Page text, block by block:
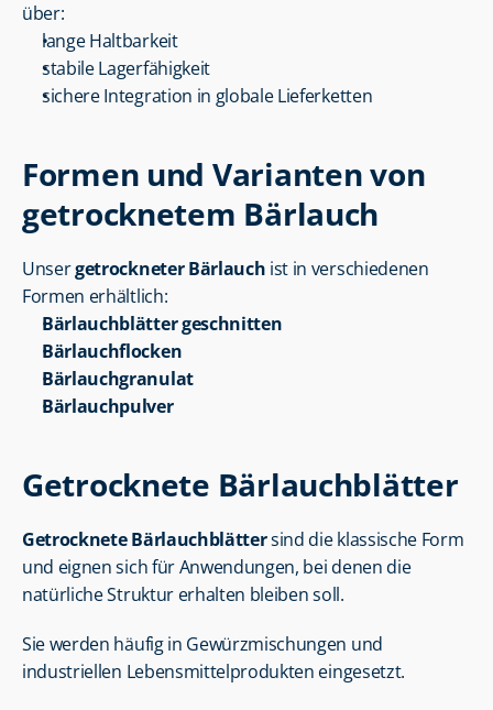
über:
lange Haltbarkeit
stabile Lagerfähigkeit
sichere Integration in globale Lieferketten
Formen und Varianten von
getrocknetem Bärlauch
Unser getrockneter Bärlauch ist in verschiedenen
Formen erhältlich:
Bärlauchblätter geschnitten
Bärlauchflocken
Bärlauchgranulat
Bärlauchpulver
Getrocknete Bärlauchblätter
Getrocknete Bärlauchblätter sind die klassische Form
und eignen sich für Anwendungen, bei denen die
natürliche Struktur erhalten bleiben soll.
Sie werden häufig in Gewürzmischungen und
industriellen Lebensmittelprodukten eingesetzt.